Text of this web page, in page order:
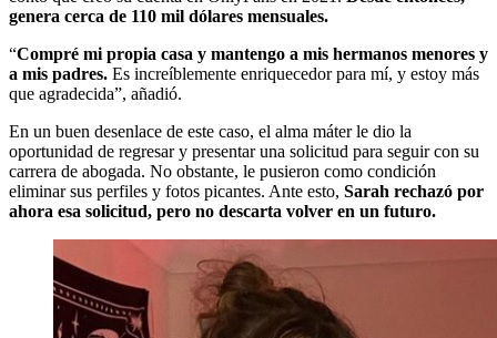
genera cerca de 110 mil dólares mensuales.
“Compré mi propia casa y mantengo a mis hermanos menores y
a mis padres. Es increíblemente enriquecedor para mí, y estoy más
que agradecida”, añadió.
En un buen desenlace de este caso, el alma máter le dio la
oportunidad de regresar y presentar una solicitud para seguir con su
carrera de abogada. No obstante, le pusieron como condición
eliminar sus perfiles y fotos picantes. Ante esto, Sarah rechazó por
ahora esa solicitud, pero no descarta volver en un futuro.